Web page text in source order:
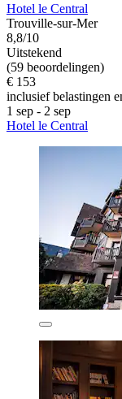
Hotel le Central
Trouville-sur-Mer
8,8/10
Uitstekend
(59 beoordelingen)
€ 153
inclusief belastingen
1 sep - 2 sep
Hotel le Central